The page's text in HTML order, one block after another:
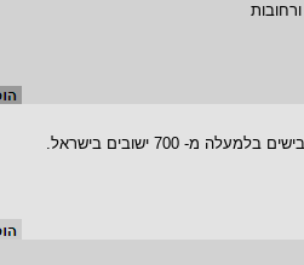
מ- 700 ישובים בישראל.